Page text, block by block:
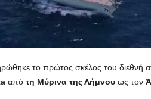
το πρώτος σκέλος του διεθνή
από τη Μύρινα της Λήμνουως τον